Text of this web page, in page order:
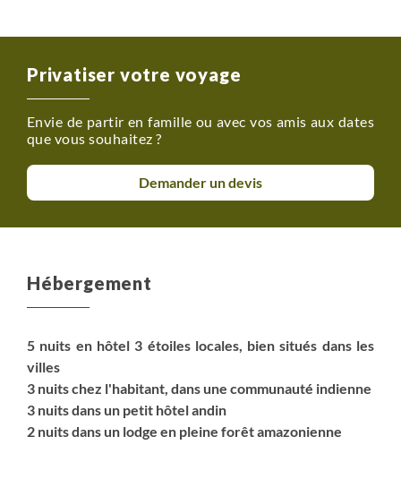
votre guide, les véhicules utilisés, les entrées dans les
cachés qui sont difficilement identifiables au premier
regard mais nécessaire pour le bon déroulement de votre
voyage, la sécurité ou le respect des réglementations
locales.
Supplément chambre individuelle (à la demande) : nous
Privatiser votre voyage
Envie de partir en famille ou avec vos amis aux dates
que vous souhaitez ?
Demander un devis
Hébergement
5 nuits en hôtel 3 étoiles locales, bien situés dans les
villes
3 nuits chez l'habitant, dans une communauté indienne
3 nuits dans un petit hôtel andin
2 nuits dans un lodge en pleine forêt amazonienne